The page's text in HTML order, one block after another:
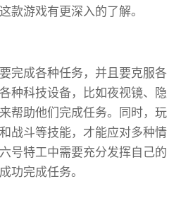
款游戏有更深入的了解。
完成各种任务，并且要克服各
种科技设备，比如夜视镜、隐
帮助他们完成任务。同时，玩
战斗等技能，才能应对多种情
号特工中需要充分发挥自己的
功完成任务。